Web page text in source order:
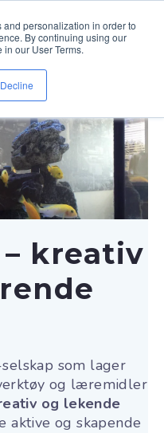
personalization in order to
By continuing using our
our User Terms.
Decline
– kreativ
som lager
og læremidler
og lekende
aktive og skapende